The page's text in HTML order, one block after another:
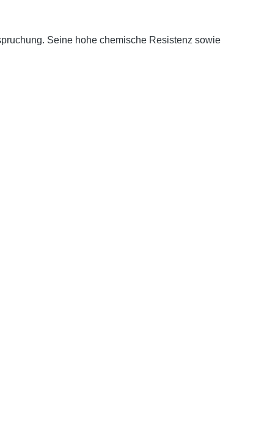
Seine hohe chemische Resistenz sowie